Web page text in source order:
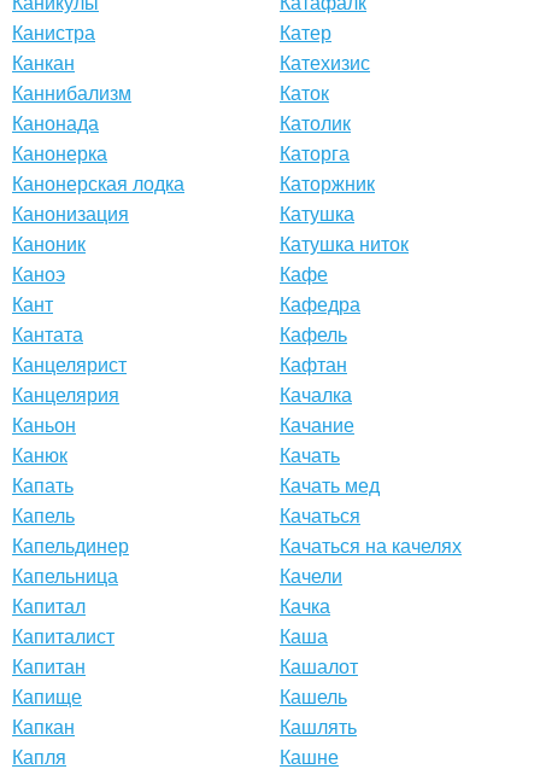
Канистра
Канкан
Каннибализм
Канонада
Канонерка
Канонерская лодка
Канонизация
Каноник
Каноэ
Кант
Кантата
Канцелярист
Канцелярия
Каньон
Канюк
Капать
Капель
Капельдинер
Капельница
Капитал
Капиталист
Капитан
Капище
Капкан
Капля
Катер
Катехизис
Каток
Католик
Каторга
Каторжник
Катушка
Катушка ниток
Кафе
Кафедра
Кафель
Кафтан
Качалка
Качание
Качать
Качать мед
Качаться
Качаться на качелях
Качели
Качка
Каша
Кашалот
Кашель
Кашлять
Кашне